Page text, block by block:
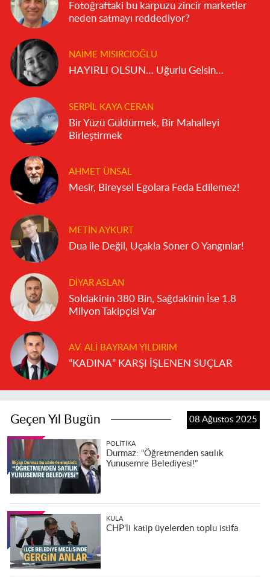
Fotoğraftaki bu karpuzu zincir marketler
neden satmayı reddediyor?
NAIME MISIRCIOĞLU
HAYIRLI OLSUN… Uğurlu Gelsin…
SERPIL KAYA CERAN
Bir Yüzü Güldürmek, Bir Mahalleyi
Birleştirmek
AHMET ÜNSAL
Mesir, Bireysel Egolara Feda Edilemez!
METIN AYKURT
Dua ile Değil, Uçakla Söner O Yangınlar!
DIYAR ASLAN
Soldakinin 380 Bin, Sağdakinin İse 1.8
Milyon Takipçisi Var
AV. ALI BAYRAM YILDIRIM
“KADINA” KARŞI İŞLENEN SUÇLAR
Geçen Yıl Bugün 08 Ağustos 2025
POLITIKA
Durmaz: “Öğretmenden satılık
Yunusemre Belediyesi!”
KULA
CHP’li katip üyelerden toplu istifa